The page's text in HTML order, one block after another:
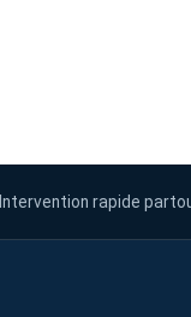
Intervention rapide